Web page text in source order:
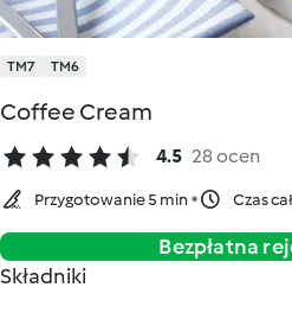
TM7 TM6
Coffee Cream
4.5 28 ocen
Przygotowanie 5 min Czas
Bezpłatna
Składniki